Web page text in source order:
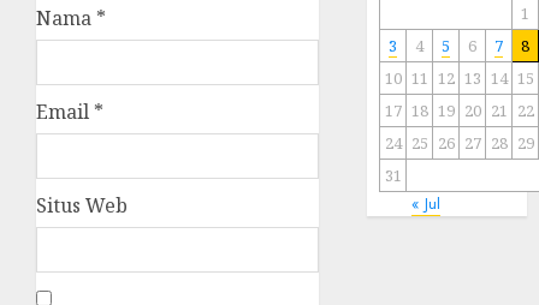
Nama *
Email *
Situs Web
1
3
4 5 6 7
8
10 11 12 13 14 15
17 18 19 20 21 22
24 25 26 27 28 29
31
« Jul